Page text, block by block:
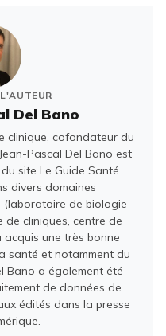
Del Bano
clinique, cofondateur du
Pascal Del Bano est
site Le Guide Santé.
divers domaines
(laboratoire de biologie
de cliniques, centre de
une très bonne
santé et notamment du
Bano a également été
de données de
édités dans la presse